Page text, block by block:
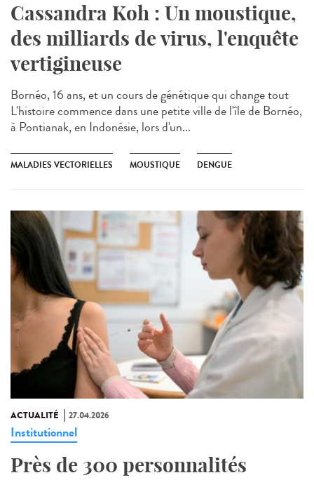
Cassandra Koh : Un moustique,
des milliards de virus, l'enquête
vertigineuse
Bornéo, 16 ans, et un cours de génétique qui change tout
L'histoire commence dans une petite ville de l'île de Bornéo,
à Pontianak, en Indonésie, lors d'un...
MALADIES VECTORIELLES MOUSTIQUE DENGUE
ACTUALITÉ 27.04.2026
Institutionnel
Près de 300 personnalités